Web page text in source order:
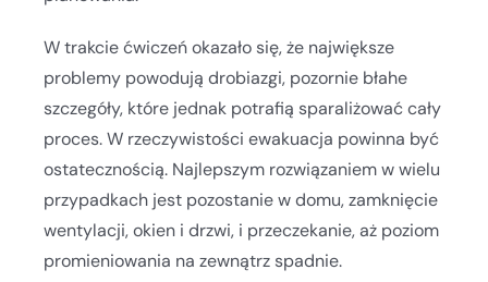
W trakcie ćwiczeń okazało się, że największe
problemy powodują drobiazgi, pozornie błahe
szczegóły, które jednak potrafią sparaliżować cały
proces. W rzeczywistości ewakuacja powinna być
ostatecznością. Najlepszym rozwiązaniem w wielu
przypadkach jest pozostanie w domu, zamknięcie
wentylacji, okien i drzwi, i przeczekanie, aż poziom
promieniowania na zewnątrz spadnie.